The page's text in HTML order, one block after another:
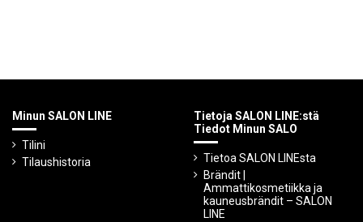
Minun SALON LINE
Tilini
Tilaushistoria
Tietoja SALON LINE:stä
Tiedot Minun SALO
Tietoa SALON LINEsta
Brändit |
Ammattikosmetiikka ja
kauneusbrändit – SALON
LINE